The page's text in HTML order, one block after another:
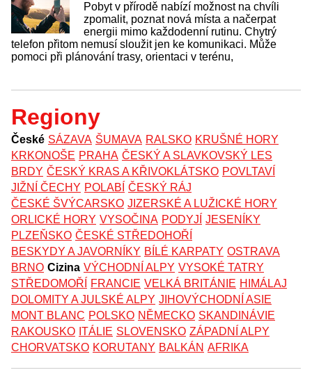
Pobyt v přírodě nabízí možnost na chvíli
zpomalit, poznat nová místa a načerpat
energii mimo každodenní rutinu. Chytrý
telefon přitom nemusí sloužit jen ke komunikaci. Může
pomoci při plánování trasy, orientaci v terénu,
Regiony
České SÁZAVA ŠUMAVA RALSKO KRUŠNÉ HORY
KRKONOŠE PRAHA ČESKÝ A SLAVKOVSKÝ LES
BRDY ČESKÝ KRAS A KŘIVOKLÁTSKO POVLTAVÍ
JIŽNÍ ČECHY POLABÍ ČESKÝ RÁJ
ČESKÉ ŠVÝCARSKO JIZERSKÉ A LUŽICKÉ HORY
ORLICKÉ HORY VYSOČINA PODYJÍ JESENÍKY
PLZEŇSKO ČESKÉ STŘEDOHOŘÍ
BESKYDY A JAVORNÍKY BÍLÉ KARPATY OSTRAVA
BRNO Cizina VÝCHODNÍ ALPY VYSOKÉ TATRY
STŘEDOMOŘÍ
FRANCIE VELKÁ BRITÁNIE HIMÁLAJ
DOLOMITY A JULSKÉ ALPY JIHOVÝCHODNÍ ASIE
MONT BLANC POLSKO NĚMECKO SKANDINÁVIE
RAKOUSKO ITÁLIE SLOVENSKO ZÁPADNÍ ALPY
CHORVATSKO KORUTANY BALKÁN AFRIKA